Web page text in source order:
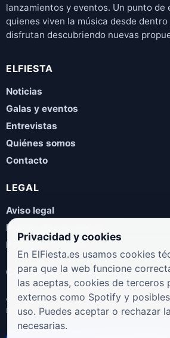
lanzamientos y eventos. Un punto de
quienes viven la música desde
disfrutan descubriendo nuevas
ELFIESTA
Noticias
Galas y eventos
Entrevistas
Quiénes somos
Contacto
LEGAL
Aviso legal
Política de privacidad
Política de cookies
COLABORA
¿Eres artista, manager, sello o
novedades, galas, entrevistas o
Privacidad y cookies
En ElFiesta.es usamos cookies
para que la web funcione
las aceptas, cookies de terceros
externos como Spotify y
uso. Puedes aceptar o rechazar
necesarias.